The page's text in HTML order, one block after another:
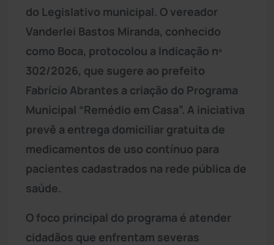
do Legislativo municipal. O vereador
Vanderlei Bastos Miranda, conhecido
como Boca, protocolou a Indicação nº
302/2026, que sugere ao prefeito
Fabrício Abrantes a criação do Programa
Municipal “Remédio em Casa”. A iniciativa
prevê a entrega domiciliar gratuita de
medicamentos de uso contínuo para
pacientes cadastrados na rede pública de
saúde.
O foco principal do programa é atender
cidadãos que enfrentam severas